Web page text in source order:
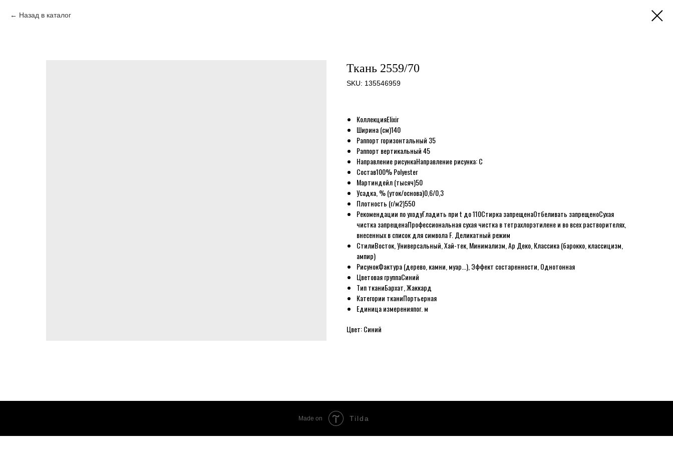
Назад в каталог
Ткань 2559/70
SKU: 135546959
КоллекцияElixir
Ширина (см)140
Раппорт горизонтальный 35
Раппорт вертикальный45
Направление рисункаНаправление рисунка: C
Состав100% Polyester
Мартиндейл (тысяч)50
Усадка, % (уток/основа)0,6/0,3
Плотность (г/м2)550
Рекомендации по уходуГладить при t до 110Стирка запрещенаОтбеливать запрещеноСухая
чистка запрещенаПрофессиональная сухая чистка в тетрахлорэтилене и во всех растворителях,
внесенных в список для символа F. Деликатный режим
СтилиВосток, Универсальный, Хай-тек, Минимализм, Ар Деко, Классика (барокко, классицизм,
ампир)
РисунокФактура (дерево, камни, муар...), Эффект состаренности, Однотонная
Цветовая группаСиний
Тип тканиБархат, Жаккард
Категории тканиПортьерная
Единица измеренияпог. м
Цвет: Синий
Made on Tilda